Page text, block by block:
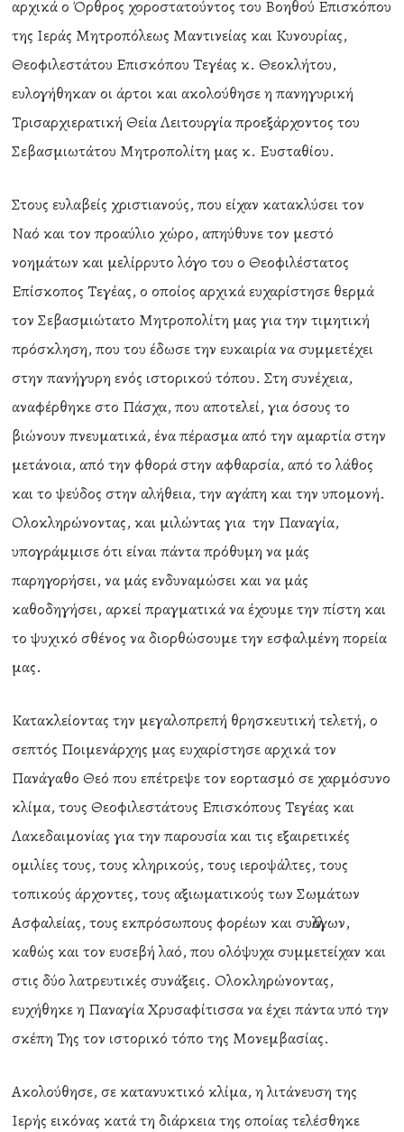
αρχικά ο Όρθρος χοροστατούντος του Βοηθού Επισκόπου
της Ιεράς Μητροπόλεως Μαντινείας και Κυνουρίας,
Θεοφιλεστάτου Επισκόπου Τεγέας κ. Θεοκλήτου,
ευλογήθηκαν οι άρτοι και ακολούθησε η πανηγυρική
Τρισαρχιερατική Θεία Λειτουργία προεξάρχοντος του
Σεβασμιωτάτου Μητροπολίτη μας κ. Ευσταθίου.
Στους ευλαβείς χριστιανούς, που είχαν κατακλύσει τον
Ναό και τον προαύλιο χώρο, απηύθυνε τον μεστό
νοημάτων και μελίρρυτο λόγο του ο Θεοφιλέστατος
Επίσκοπος Τεγέας, ο οποίος αρχικά ευχαρίστησε θερμά
τον Σεβασμιώτατο Μητροπολίτη μας για την τιμητική
πρόσκληση, που του έδωσε την ευκαιρία να συμμετέχει
στην πανήγυρη ενός ιστορικού τόπου. Στη συνέχεια,
αναφέρθηκε στο Πάσχα, που αποτελεί, για όσους το
βιώνουν πνευματικά, ένα πέρασμα από την αμαρτία στην
μετάνοια, από την φθορά στην αφθαρσία, από το λάθος
και το ψεύδος στην αλήθεια, την αγάπη και την υπομονή.
Ολοκληρώνοντας, και μιλώντας για την Παναγία,
υπογράμμισε ότι είναι πάντα πρόθυμη να μάς
παρηγορήσει, να μάς ενδυναμώσει και να μάς
καθοδηγήσει, αρκεί πραγματικά να έχουμε την πίστη και
το ψυχικό σθένος να διορθώσουμε την εσφαλμένη πορεία
μας.
Κατακλείοντας την μεγαλοπρεπή θρησκευτική τελετή, ο
σεπτός Ποιμενάρχης μας ευχαρίστησε αρχικά τον
Πανάγαθο Θεό που επέτρεψε τον εορτασμό σε χαρμόσυνο
κλίμα, τους Θεοφιλεστάτους Επισκόπους Τεγέας και
Λακεδαιμονίας για την παρουσία και τις εξαιρετικές
ομιλίες τους, τους κληρικούς, τους ιεροψάλτες, τους
τοπικούς άρχοντες, τους αξιωματικούς των Σωμάτων
Ασφαλείας, τους εκπρόσωπους φορέων και συλλόγων,
καθώς και τον ευσεβή λαό, που ολόψυχα συμμετείχαν και
στις δύο λατρευτικές συνάξεις. Ολοκληρώνοντας,
ευχήθηκε η Παναγία Χρυσαφίτισσα να έχει πάντα υπό την
σκέπη Της τον ιστορικό τόπο της Μονεμβασίας.
Ακολούθησε, σε κατανυκτικό κλίμα, η λιτάνευση της
Ιερής εικόνας κατά τη διάρκεια της οποίας τελέσθηκε